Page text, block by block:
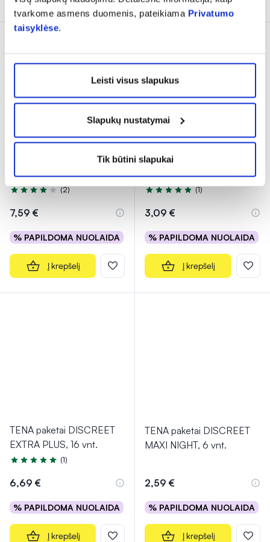
tvarkome asmens duomenis, pateikiama Privatumo
taisyklėse.
Leisti visus slapukus
Slapukų nustatymai
Tik būtini slapukai
TENA įklotai MEN LEVEL 2,
20 vnt.
Įvertinimas 4.0 iš 5
(2)
7,59 €
% PAPILDOMA NUOLAIDA
Į krepšelį
TENA paketai DISCREET
EXTRA, 10 vnt.
Įvertinimas 5.0 iš 5
(1)
3,09 €
% PAPILDOMA NUOLAIDA
Į krepšelį
TENA paketai DISCREET
EXTRA PLUS, 16 vnt.
Įvertinimas 5.0 iš 5
(1)
6,69 €
% PAPILDOMA NUOLAIDA
Į krepšelį
TENA paketai DISCREET
MAXI NIGHT, 6 vnt.
2,59 €
% PAPILDOMA NUOLAIDA
Į krepšelį